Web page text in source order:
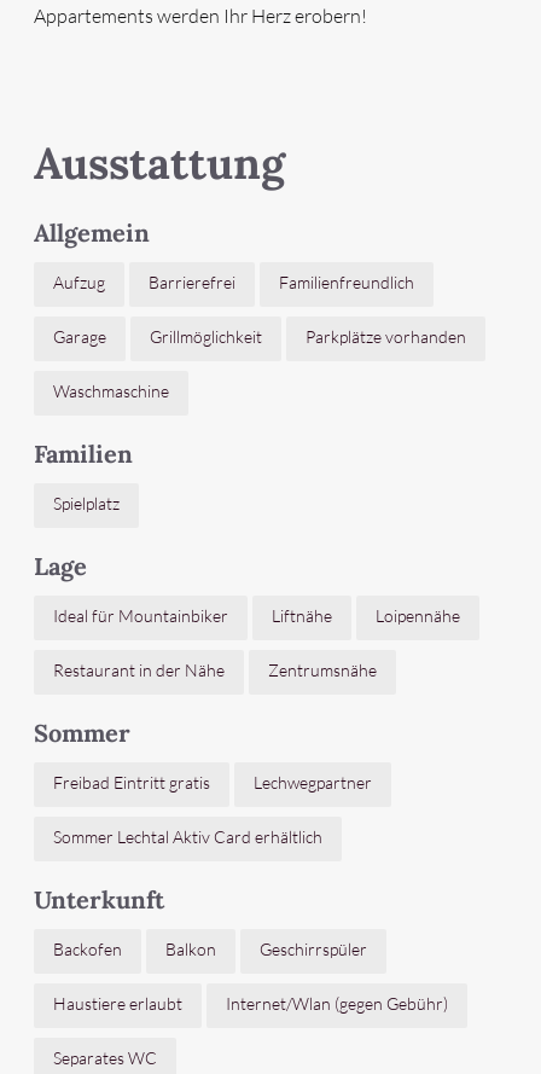
Appartements werden Ihr Herz erobern!
Ausstattung
Allgemein
Aufzug Barrierefrei Familienfreundlich
Garage Grillmöglichkeit Parkplätze vorhanden
Waschmaschine
Familien
Spielplatz
Lage
Ideal für Mountainbiker Liftnähe Loipennähe
Restaurant in der Nähe Zentrumsnähe
Sommer
Freibad Eintritt gratis Lechwegpartner
Sommer Lechtal Aktiv Card erhältlich
Unterkunft
Backofen Balkon Geschirrspüler
Haustiere erlaubt Internet/Wlan (gegen Gebühr)
Separates WC